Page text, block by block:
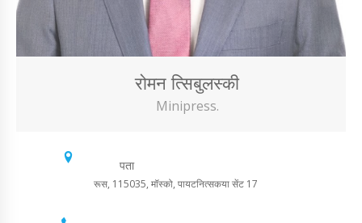
रोमन त्सिबुलस्की
Minipress.
पता
रूस, 115035, मॉस्को, पायटनित्सकया सेंट 17